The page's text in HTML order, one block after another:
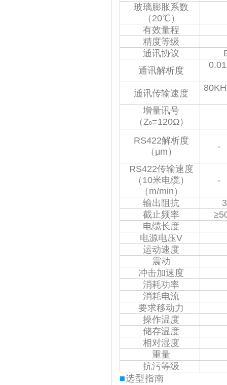
玻璃膨胀系数
（20℃）
有效量程
精度等级
通讯协议
通讯解析度
通讯传输速度
增量讯号
（Z0=120Ω）
RS422解析度
（μm）
-
RS422传输速度
（10米电缆）
（m/min）
-
输出阻抗
截止频率
电缆长度
电源电压V
运动速度
震动
冲击加速度
消耗功率
消耗电流
要求移动力
操作温度
储存温度
相对湿度
重量
抗污等级
■选型指南